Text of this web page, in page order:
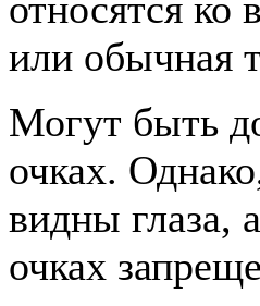
или обычная
Могут быть
очках.
видны глаза,
очках